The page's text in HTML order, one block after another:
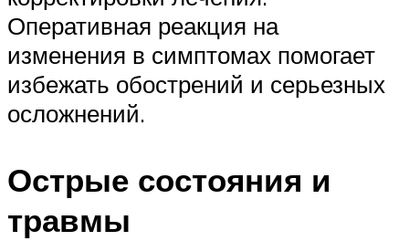
Оперативная реакция на
изменения в симптомах помогает
избежать обострений и серьезных
осложнений.
Острые состояния и
травмы